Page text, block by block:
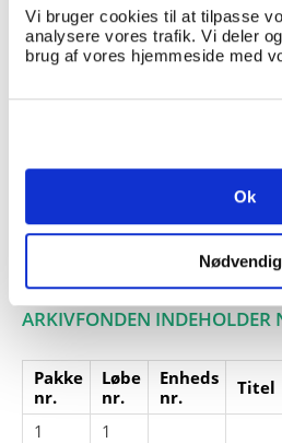
Vi bruger cookies til at tilpasse
analysere vores trafik. Vi deler
brug af vores hjemmeside med
Ok
Accessionsdato:
Klausuler:
fonde:
Personer:
ARKIVFONDEN INDEHOLDER
Pakke
nr.
Løbe
nr.
Enheds
nr.
Titel
1
1